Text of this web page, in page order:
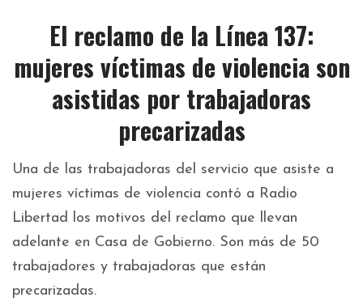
El reclamo de la Línea 137:
mujeres víctimas de violencia son
asistidas por trabajadoras
precarizadas
Una de las trabajadoras del servicio que asiste a
mujeres víctimas de violencia contó a Radio
Libertad los motivos del reclamo que llevan
adelante en Casa de Gobierno. Son más de 50
trabajadores y trabajadoras que están
precarizadas.